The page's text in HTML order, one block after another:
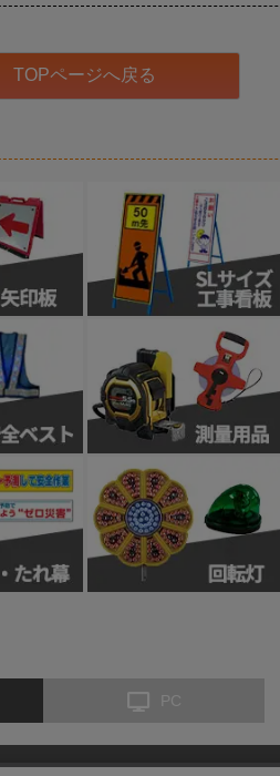
TOPページへ戻る
PC